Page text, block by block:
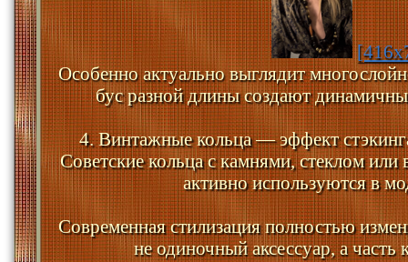
Особенно актуально выглядит
бус разной длины создают
4. Винтажные кольца — эффект
Советские кольца с камнями, стеклом
активно используются в
Современная стилизация полностью
не одиночный аксессуар, а часть